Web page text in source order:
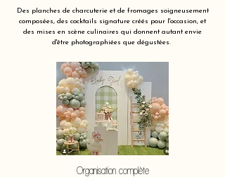
Des planches de charcuterie et de fromages soigneusement
composées, des cocktails signature créés pour l'occasion, et
des mises en scène culinaires qui donnent autant envie
d'être photographiées que dégustées.
Organisation complète